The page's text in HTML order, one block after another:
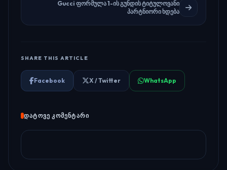
Gucci ფორმულა 1-ის გუნდის ტიტულოვანი
პარტნიორი ხდება
SHARE THIS ARTICLE
Facebook X / Twitter WhatsApp
ᲓᲐᲢᲝᲕᲔ ᲙᲝᲛᲔᲜᲢᲐᲠᲘ